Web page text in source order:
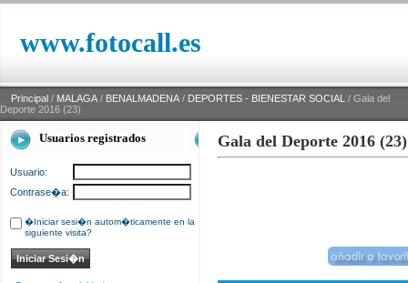
www.fotocall.es
Principal / MALAGA / BENALMADENA / DEPORTES - BIENESTAR SOCIAL / Gala del
Deporte 2016 (23)
Usuarios registrados
Usuario:
Contrase�a:
�Iniciar sesi�n autom�ticamente en la
siguiente visita?
Gala del Deporte 2016 (23)